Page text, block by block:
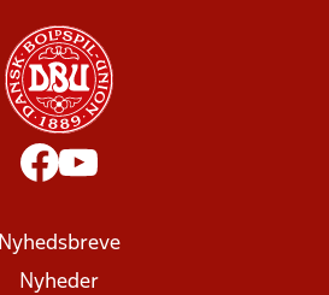
Nyhedsbreve
Nyheder